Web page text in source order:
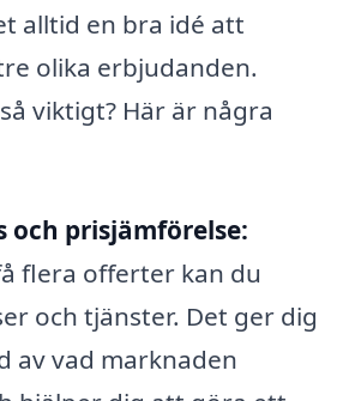
alltid en bra idé att
olika erbjudanden.
viktigt? Här är några
och prisjämförelse:
flera offerter kan du
och tjänster. Det ger dig
av vad marknaden